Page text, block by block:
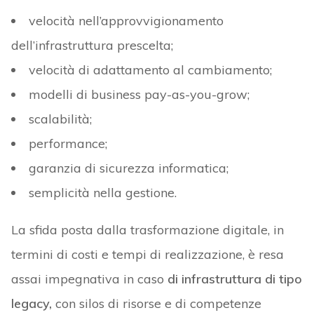
velocità nell’approvvigionamento
dell’infrastruttura prescelta;
velocità di adattamento al cambiamento;
modelli di business pay-as-you-grow;
scalabilità;
performance;
garanzia di sicurezza informatica;
semplicità nella gestione.
La sfida posta dalla trasformazione digitale, in
termini di costi e tempi di realizzazione, è resa
assai impegnativa in caso di infrastruttura di tipo
legacy, con silos di risorse e di competenze